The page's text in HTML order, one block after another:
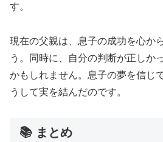
す。
現在の父親は、息子の成功を心か
う。同時に、自分の判断が正しか
かもしれません。息子の夢を信じ
うして実を結んだのです。
📚 まとめ